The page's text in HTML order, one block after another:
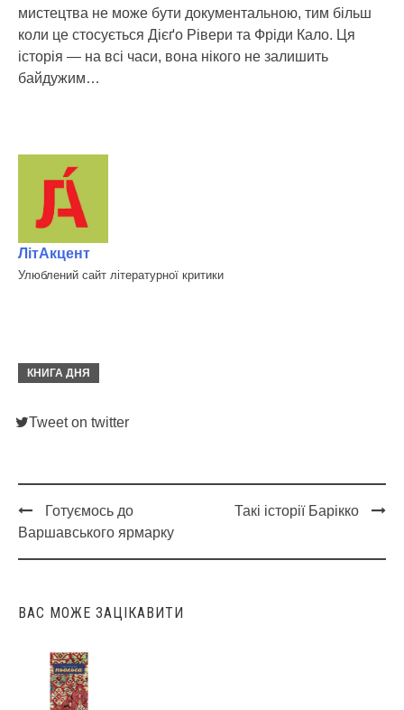
мистецтва не може бути документальною, тим більш
коли це стосується Дієґо Рівери та Фріди Кало. Ця
історія — на всі часи, вона нікого не залишить
байдужим…
ЛітАкцент
Улюблений сайт літературної критики
КНИГА ДНЯ
Tweet on twitter
Post
navigation
Готуємось до
Варшавського ярмарку
Такі історії Барікко
ВАС МОЖЕ ЗАЦІКАВИТИ